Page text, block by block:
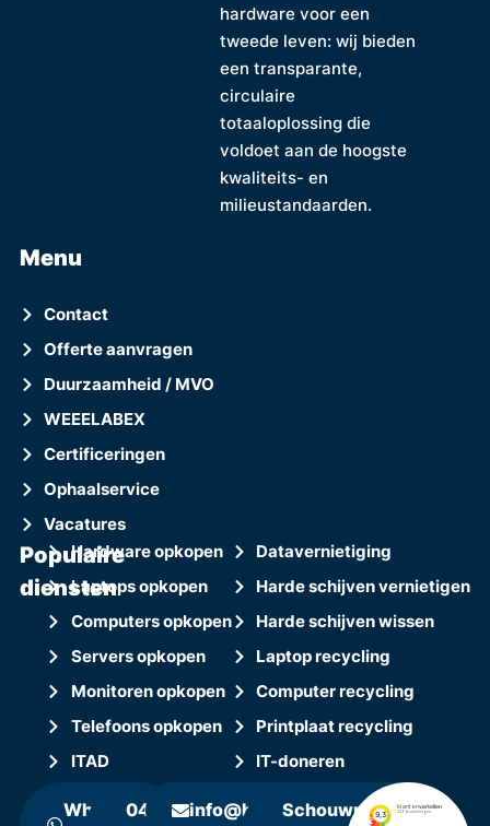
hardware voor een
tweede leven: wij bieden
een transparante,
circulaire
totaaloplossing die
voldoet aan de hoogste
kwaliteits- en
milieustandaarden.
Menu
Contact
Offerte aanvragen
Duurzaamheid / MVO
WEEELABEX
Certificeringen
Ophaalservice
Vacatures
Populaire
diensten
Hardware opkopen
Laptops opkopen
Computers opkopen
Servers opkopen
Monitoren opkopen
Telefoons opkopen
ITAD
Datavernietiging
Harde schijven vernietigen
Harde schijven wissen
Laptop recycling
Computer recycling
Printplaat recycling
IT-doneren
WhatsApp
0411 info@hollandrecycling.nl
Schouwrooij